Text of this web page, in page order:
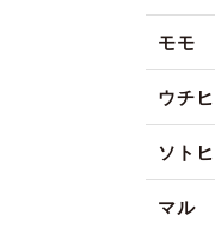
モモ
ウチ
ソト
マル